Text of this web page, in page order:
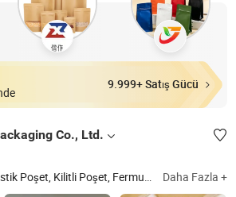
9.999+ Satış Gücü
Co., Ltd.
Kilitli Poşet, Fermuarlı Poşet, Poşet, Zip Kilitli Poşet, Plastik Kaydırmalı Poşet Daha Fazla +